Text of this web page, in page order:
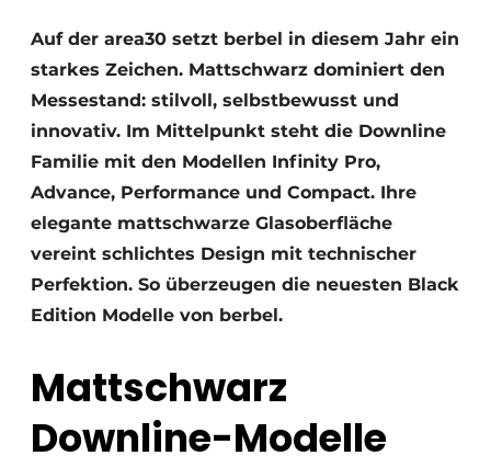
Ein Stellenangebot registrieren
Videos
Arbeitsblätter
Möbelbeschläge und Schränke
Auf der area30 setzt berbel in diesem Jahr ein
starkes Zeichen. Mattschwarz dominiert den
Messestand: stilvoll, selbstbewusst und
innovativ. Im Mittelpunkt steht die Downline
Familie mit den Modellen Infinity Pro,
Advance, Performance und Compact. Ihre
elegante mattschwarze Glasoberfläche
vereint schlichtes Design mit technischer
Perfektion. So überzeugen die neuesten Black
Edition Modelle von berbel.
Mattschwarz
Downline-Modelle